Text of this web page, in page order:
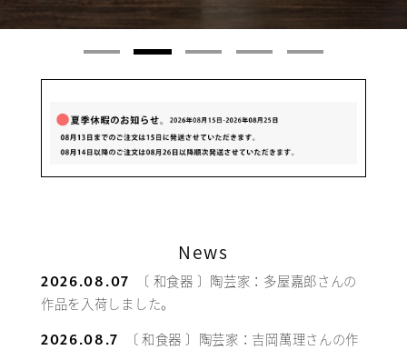
News
2026.08.07
〔 和食器 〕陶芸家：多屋嘉郎さんの
作品を入荷しました。
2026.08.7
〔 和食器 〕陶芸家：吉岡萬理さんの作